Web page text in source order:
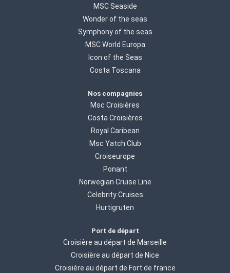
MSC Seaside
Wonder of the seas
Symphony of the seas
MSC World Europa
Icon of the Seas
Costa Toscana
Nos compagnies
Msc Croisières
Costa Croisières
Royal Caribean
Msc Yatch Club
Croiseurope
Ponant
Norwegian Cruise Line
Celebrity Cruises
Hurtigruten
Port de départ
Croisière au départ de Marseille
Croisière au départ de Nice
Croisière au départ de Fort de france